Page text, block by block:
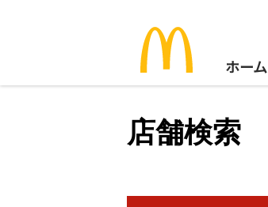
ホーム
店舗検索